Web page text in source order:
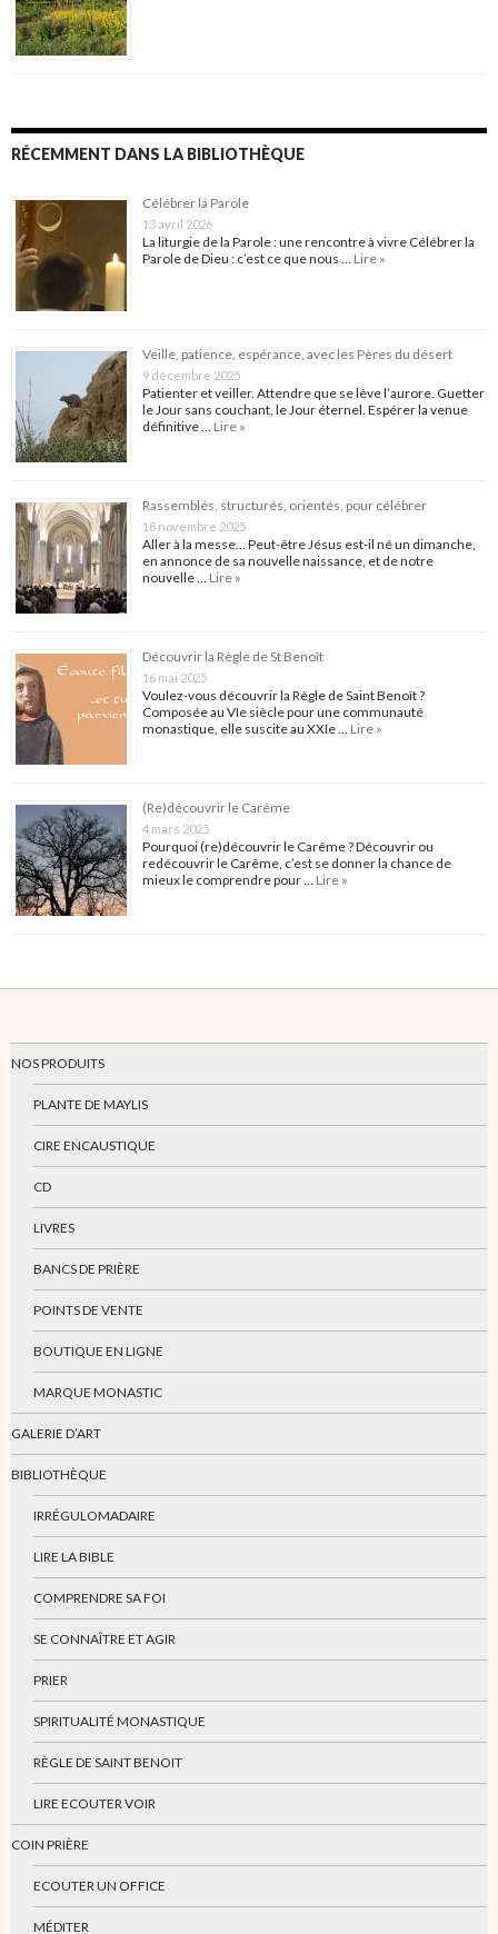
RÉCEMMENT DANS LA BIBLIOTHÈQUE
Célébrer la Parole
13 avril 2026
La liturgie de la Parole : une rencontre à vivre Célébrer la
Parole de Dieu : c’est ce que nous … Lire »
Veille, patience, espérance, avec les Pères du désert
9 décembre 2025
Patienter et veiller. Attendre que se lève l’aurore. Guetter
le Jour sans couchant, le Jour éternel. Espérer la venue
définitive … Lire »
Rassemblés, structurés, orientés, pour célébrer
18 novembre 2025
Aller à la messe… Peut-être Jésus est-il né un dimanche,
en annonce de sa nouvelle naissance, et de notre
nouvelle … Lire »
Découvrir la Règle de St Benoît
16 mai 2025
Voulez-vous découvrir la Règle de Saint Benoît ?
Composée au VIe siècle pour une communauté
monastique, elle suscite au XXIe … Lire »
(Re)découvrir le Carême
4 mars 2025
Pourquoi (re)découvrir le Carême ? Découvrir ou
redécouvrir le Carême, c’est se donner la chance de
mieux le comprendre pour … Lire »
NOS PRODUITS
PLANTE DE MAYLIS
CIRE ENCAUSTIQUE
CD
LIVRES
BANCS DE PRIÈRE
POINTS DE VENTE
BOUTIQUE EN LIGNE
MARQUE MONASTIC
GALERIE D’ART
BIBLIOTHÈQUE
IRRÉGULOMADAIRE
LIRE LA BIBLE
COMPRENDRE SA FOI
SE CONNAÎTRE ET AGIR
PRIER
SPIRITUALITÉ MONASTIQUE
RÈGLE DE SAINT BENOIT
LIRE ECOUTER VOIR
COIN PRIÈRE
ECOUTER UN OFFICE
MÉDITER